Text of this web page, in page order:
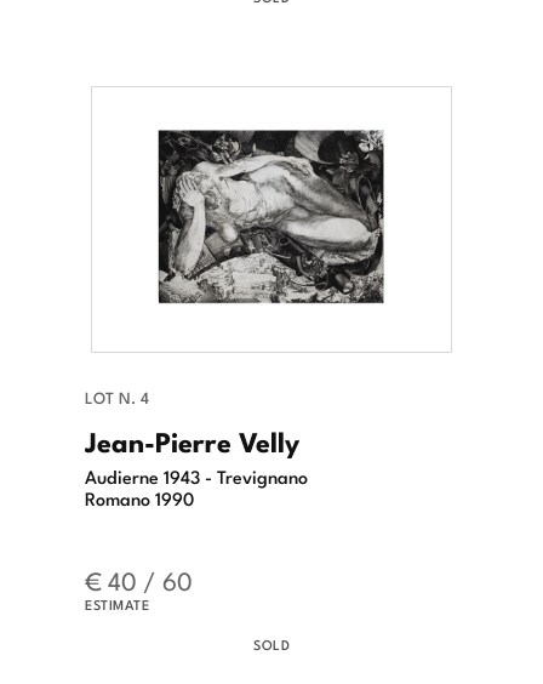
LOT N. 4
Jean-Pierre Velly
Audierne 1943 - Trevignano
Romano 1990
€ 40 / 60
ESTIMATE
SOLD